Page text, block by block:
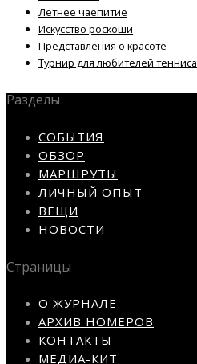
Летнее чаепитие
Искусство роскоши
Представления о красоте
Турнир для любителей тенниса
Разделы
СОБЫТИЯ
ОБЗОР
МАРШРУТЫ
ЛИЧНЫЙ ОПЫТ
ВЕЩИ
НОВОСТИ
Страницы
О ЖУРНАЛЕ
АРХИВ НОМЕРОВ
КОНТАКТЫ
МЕДИА-КИТ